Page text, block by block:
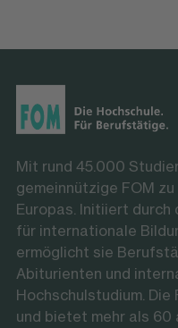
Mit rund 45.000
gemeinnützige FOM
Europas. Initiiert
für internationale
ermöglicht sie
Abiturienten und
Hochschulstudium.
und bietet mehr als